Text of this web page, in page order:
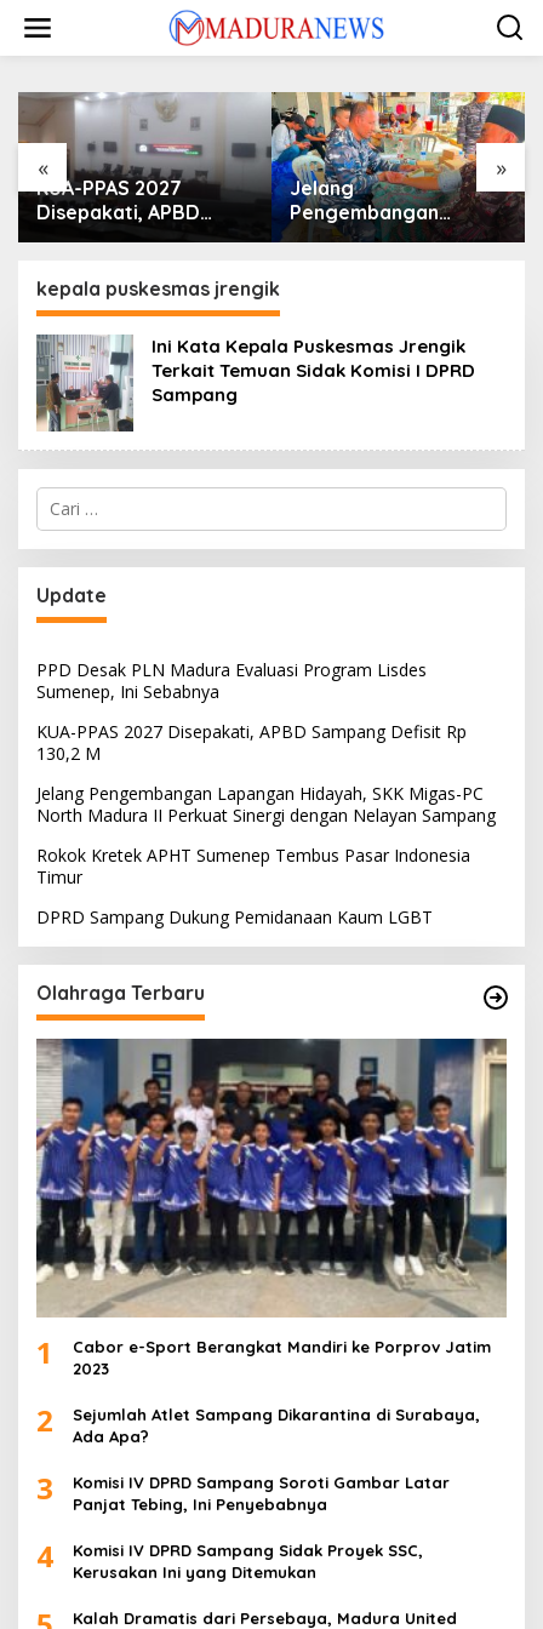
konten
« »
KUA-PPAS 2027
Disepakati, APBD
Sampang Defisit Rp
Jelang
Pengembangan
Lapangan Hidayah,
Nelayan Sampang
kepala puskesmas jrengik
Ini Kata Kepala Puskesmas Jrengik
Terkait Temuan Sidak Komisi I DPRD
Sampang
Cari
untuk:
Update
PPD Desak PLN Madura Evaluasi Program Lisdes
Sumenep, Ini Sebabnya
KUA-PPAS 2027 Disepakati, APBD Sampang Defisit Rp
130,2 M
Jelang Pengembangan Lapangan Hidayah, SKK Migas-PC
North Madura II Perkuat Sinergi dengan Nelayan Sampang
Rokok Kretek APHT Sumenep Tembus Pasar Indonesia
Timur
DPRD Sampang Dukung Pemidanaan Kaum LGBT
Olahraga Terbaru
1
Cabor e-Sport Berangkat Mandiri ke Porprov Jatim
2023
2
Sejumlah Atlet Sampang Dikarantina di Surabaya,
Ada Apa?
3
Komisi IV DPRD Sampang Soroti Gambar Latar
Panjat Tebing, Ini Penyebabnya
4
Komisi IV DPRD Sampang Sidak Proyek SSC,
Kerusakan Ini yang Ditemukan
Kalah Dramatis dari Persebaya, Madura United